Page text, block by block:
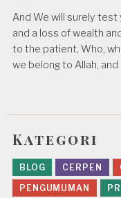
And We will surely
and a loss of wealth
to the patient, Who,
we belong to Allah,
Kategori
BLOG CERPEN
PENGUMUMAN